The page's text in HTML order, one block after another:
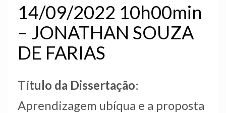
14/09/2022 10h00min
– JONATHAN SOUZA
DE FARIAS
Título da Dissertação:
Aprendizagem ubíqua e a proposta